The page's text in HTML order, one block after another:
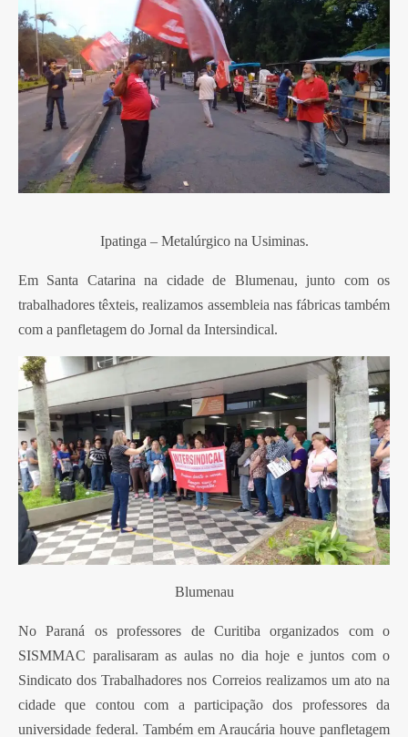
Ipatinga – Metalúrgico na Usiminas.
Em Santa Catarina na cidade de Blumenau, junto com os
trabalhadores têxteis, realizamos assembleia nas fábricas também
com a panfletagem do Jornal da Intersindical.
Blumenau
No Paraná os professores de Curitiba organizados com o
SISMMAC paralisaram as aulas no dia hoje e juntos com o
Sindicato dos Trabalhadores nos Correios realizamos um ato na
cidade que contou com a participação dos professores da
universidade federal. Também em Araucária houve panfletagem